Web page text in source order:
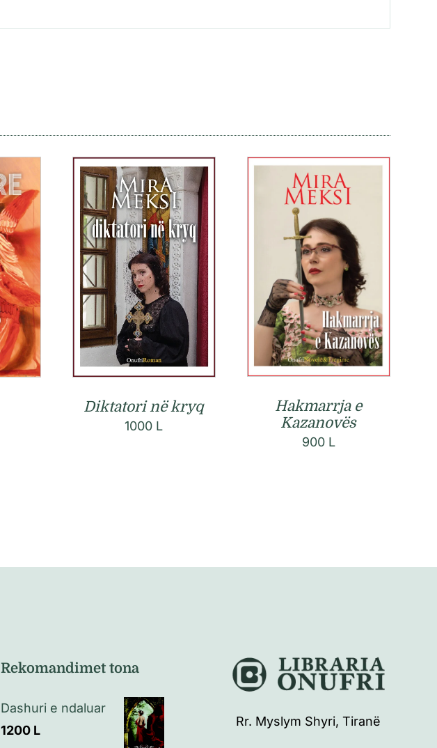
Diktatori në kryq
1000 L
Hakmarrja e
Kazanovës
900 L
Rekomandimet tona
Dashuri e ndaluar
1200 L
Rr. Myslym Shyri, Tiranë